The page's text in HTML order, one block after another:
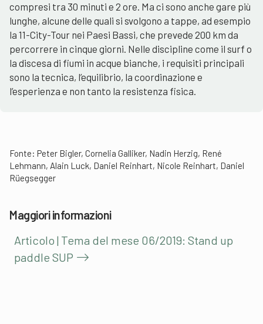
compresi tra 30 minuti e 2 ore. Ma ci sono anche gare più
lunghe, alcune delle quali si svolgono a tappe, ad esempio
la 11-City-Tour nei Paesi Bassi, che prevede 200 km da
percorrere in cinque giorni. Nelle discipline come il surf o
la discesa di fiumi in acque bianche, i requisiti principali
sono la tecnica, l’equilibrio, la coordinazione e
l’esperienza e non tanto la resistenza fisica.
Fonte: Peter Bigler, Cornelia Galliker, Nadin Herzig, René
Lehmann, Alain Luck, Daniel Reinhart, Nicole Reinhart, Daniel
Rüegsegger
Maggiori informazioni
Articolo | Tema del mese 06/2019: Stand up
paddle SUP